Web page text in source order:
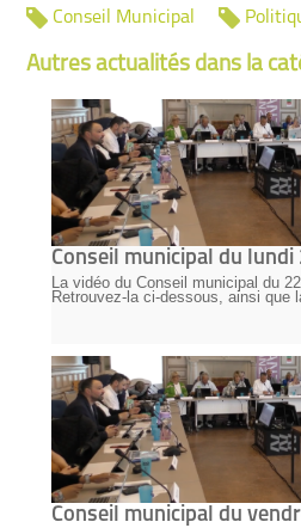
Conseil Municipal
Autres actualités dans la
Conseil municipal du lundi
La vidéo du Conseil municipal du
Retrouvez-la ci-dessous, ainsi que
Conseil municipal du